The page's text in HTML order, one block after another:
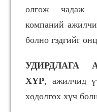
олгож чадаж
компаний
болно гэдгийг
УДИРДЛАГА
ХҮР, ажилчид
хөдөлгөх хүч